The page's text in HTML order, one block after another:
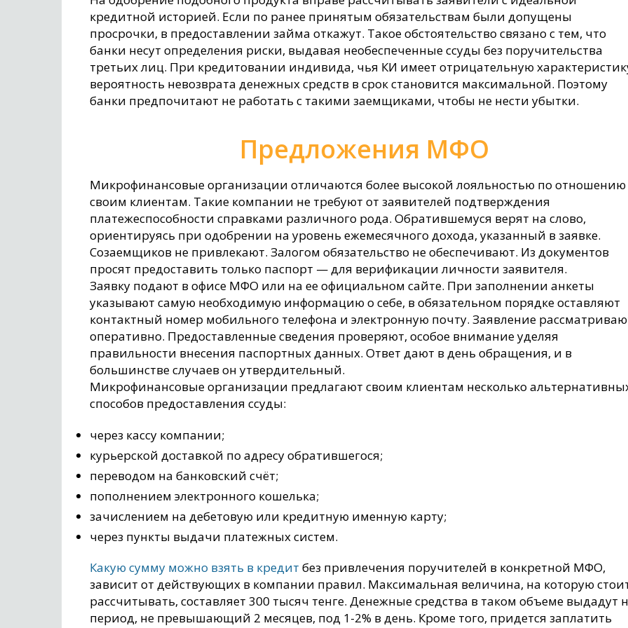
кредитной историей. Если по ранее принятым обязательствам были допущены
просрочки, в предоставлении займа откажут. Такое обстоятельство связано с тем, что
банки несут определения риски, выдавая необеспеченные ссуды без поручительства
третьих лиц. При кредитовании индивида, чья КИ имеет отрицательную
вероятность невозврата денежных средств в срок становится максимальной. Поэтому
банки предпочитают не работать с такими заемщиками, чтобы не нести убытки.
Предложения МФО
Микрофинансовые организации отличаются более высокой лояльностью по отношению
своим клиентам. Такие компании не требуют от заявителей подтверждения
платежеспособности справками различного рода. Обратившемуся верят на слово,
ориентируясь при одобрении на уровень ежемесячного дохода, указанный в заявке.
Созаемщиков не привлекают. Залогом обязательство не обеспечивают. Из документов
просят предоставить только паспорт — для верификации личности заявителя.
Заявку подают в офисе МФО или на ее официальном сайте. При заполнении анкеты
указывают самую необходимую информацию о себе, в обязательном порядке оставляют
контактный номер мобильного телефона и электронную почту. Заявление
оперативно. Предоставленные сведения проверяют, особое внимание уделяя
правильности внесения паспортных данных. Ответ дают в день обращения, и в
большинстве случаев он утвердительный.
Микрофинансовые организации предлагают своим клиентам несколько
способов предоставления ссуды:
через кассу компании;
курьерской доставкой по адресу обратившегося;
переводом на банковский счёт;
пополнением электронного кошелька;
зачислением на дебетовую или кредитную именную карту;
через пункты выдачи платежных систем.
Какую сумму можно взять в кредит без привлечения поручителей в конкретной МФО,
зависит от действующих в компании правил. Максимальная величина, на которую
рассчитывать, составляет 300 тысяч тенге. Денежные средства в таком объеме выдадут
период, не превышающий 2 месяцев, под 1-2% в день. Кроме того, придется заплатить